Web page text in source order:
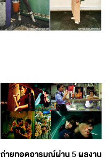
ถ่ายทอดอารมณ์ผ่าน 5 ผลงาน